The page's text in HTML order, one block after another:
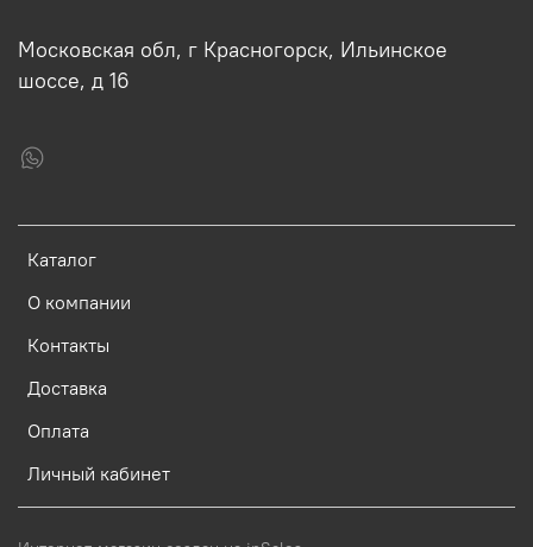
Каталог
О компании
Контакты
Доставка
Оплата
Личный кабинет
Московская обл, г Красногорск, Ильинское
шоссе, д 16